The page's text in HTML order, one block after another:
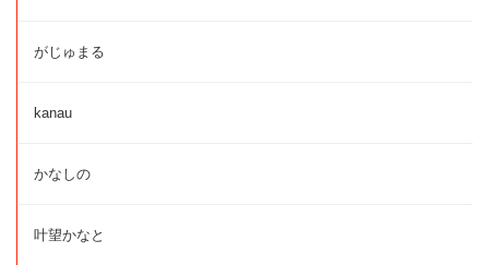
がじゅまる
kanau
かなしの
叶望かなと